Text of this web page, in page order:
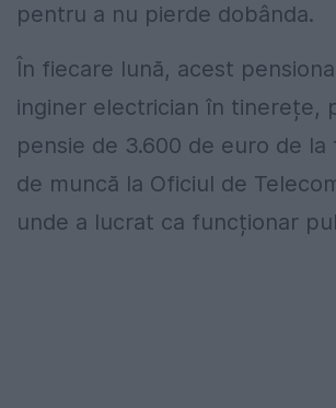
pentru a nu pierde dobânda.
În fiecare lună, acest
inginer electrician în tinerețe,
pensie de 3.600 de euro de
de muncă la Oficiul de
unde a lucrat ca funcționar